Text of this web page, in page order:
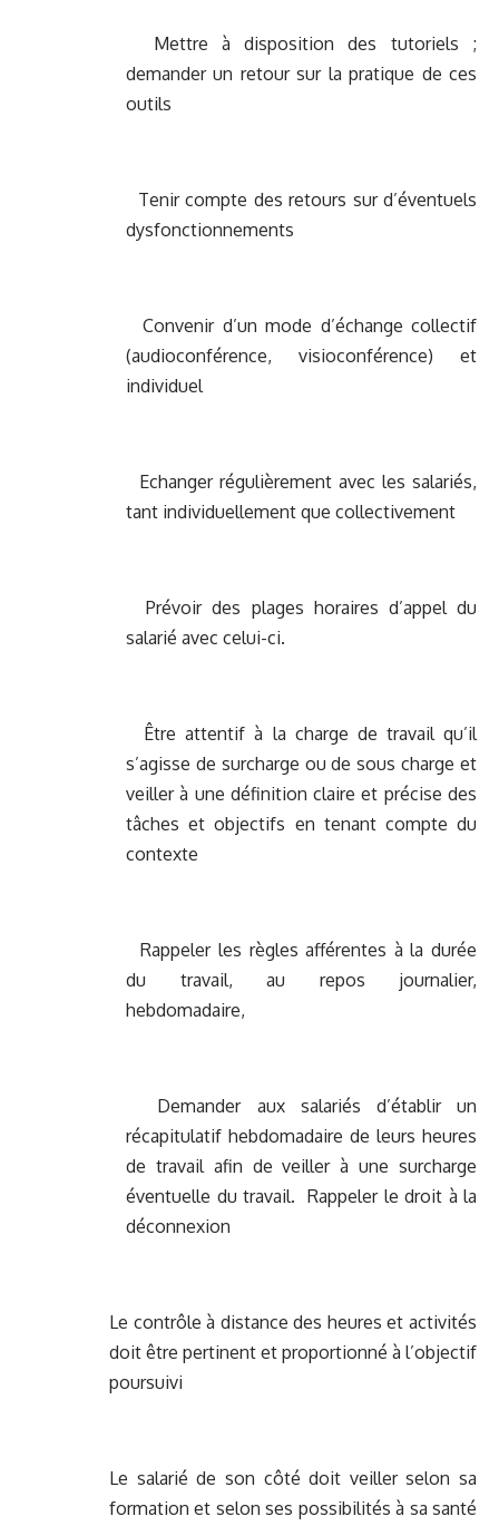
Mettre à disposition des tutoriels ;
demander un retour sur la pratique de ces
outils
Tenir compte des retours sur d’éventuels
dysfonctionnements
Convenir d’un mode d’échange collectif
(audioconférence, visioconférence) et
individuel
Echanger régulièrement avec les salariés,
tant individuellement que collectivement
Prévoir des plages horaires d’appel du
salarié avec celui-ci.
Être attentif à la charge de travail qu’il
s’agisse de surcharge ou de sous charge et
veiller à une définition claire et précise des
tâches et objectifs en tenant compte du
contexte
Rappeler les règles afférentes à la durée
du travail, au repos journalier,
hebdomadaire,
Demander aux salariés d’établir un
récapitulatif hebdomadaire de leurs heures
de travail afin de veiller à une surcharge
éventuelle du travail. Rappeler le droit à la
déconnexion
Le contrôle à distance des heures et activités
doit être pertinent et proportionné à l’objectif
poursuivi
Le salarié de son côté doit veiller selon sa
formation et selon ses possibilités à sa santé